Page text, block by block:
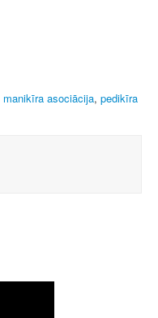
manikīra asociācija, pedikīra